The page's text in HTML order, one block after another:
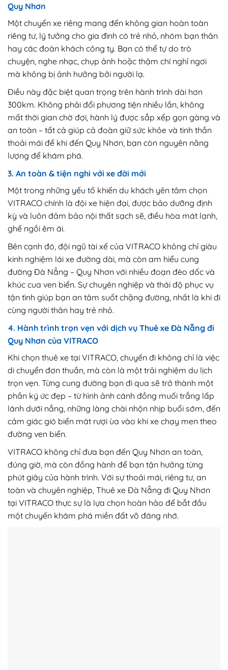
Quy Nhơn
Một chuyến xe riêng mang đến không gian hoàn toàn
riêng tư, lý tưởng cho gia đình có trẻ nhỏ, nhóm bạn thân
hay các đoàn khách công ty. Bạn có thể tự do trò
chuyện, nghe nhạc, chụp ảnh hoặc thậm chí nghỉ ngơi
mà không bị ảnh hưởng bởi người lạ.
Điều này đặc biệt quan trọng trên hành trình dài hơn
300km. Không phải đổi phương tiện nhiều lần, không
mất thời gian chờ đợi, hành lý được sắp xếp gọn gàng và
an toàn – tất cả giúp cả đoàn giữ sức khỏe và tinh thần
thoải mái để khi đến Quy Nhơn, bạn còn nguyên năng
lượng để khám phá.
3. An toàn & tiện nghi với xe đời mới
Một trong những yếu tố khiến du khách yên tâm chọn
VITRACO chính là đội xe hiện đại, được bảo dưỡng định
kỳ và luôn đảm bảo nội thất sạch sẽ, điều hòa mát lạnh,
ghế ngồi êm ái.
Bên cạnh đó, đội ngũ tài xế của VITRACO không chỉ giàu
kinh nghiệm lái xe đường dài, mà còn am hiểu cung
đường Đà Nẵng – Quy Nhơn với nhiều đoạn đèo dốc và
khúc cua ven biển. Sự chuyên nghiệp và thái độ phục vụ
tận tình giúp bạn an tâm suốt chặng đường, nhất là khi đi
cùng người thân hay trẻ nhỏ.
4. Hành trình trọn vẹn với dịch vụ Thuê xe Đà Nẵng đi
Quy Nhơn của VITRACO
Khi chọn thuê xe tại VITRACO, chuyến đi không chỉ là việc
di chuyển đơn thuần, mà còn là một trải nghiệm du lịch
trọn vẹn. Từng cung đường bạn đi qua sẽ trở thành một
phần ký ức đẹp – từ hình ảnh cánh đồng muối trắng lấp
lánh dưới nắng, những làng chài nhộn nhịp buổi sớm, đến
cảm giác gió biển mát rượi ùa vào khi xe chạy men theo
đường ven biển.
VITRACO không chỉ đưa bạn đến Quy Nhơn an toàn,
đúng giờ, mà còn đồng hành để bạn tận hưởng từng
phút giây của hành trình. Với sự thoải mái, riêng tư, an
toàn và chuyên nghiệp, Thuê xe Đà Nẵng đi Quy Nhơn
tại VITRACO thực sự là lựa chọn hoàn hảo để bắt đầu
một chuyến khám phá miền đất võ đáng nhớ.